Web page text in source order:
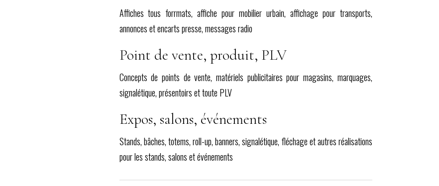
Affiches tous forrmats, affiche pour mobilier urbain, affichage pour transports,
annonces et encarts presse, messages radio
Point de vente, produit, PLV
Concepts de points de vente, matériels publicitaires pour magasins, marquages,
signalétique, présentoirs et toute PLV
Expos, salons, événements
Stands, bâches, totems, roll-up, banners, signalétique, fléchage et autres réalisations
pour les stands, salons et événements